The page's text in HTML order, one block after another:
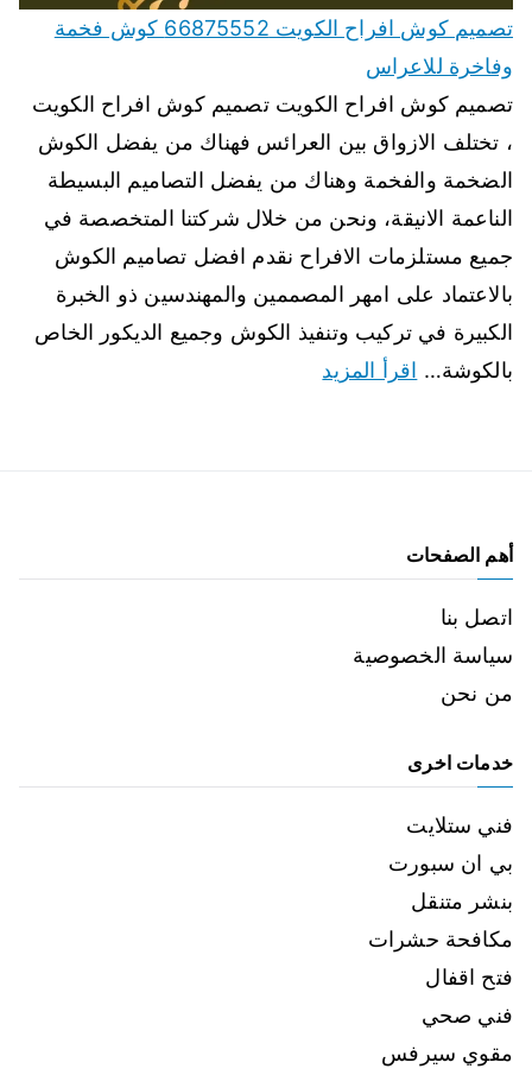
تصميم كوش افراح الكويت 66875552 كوش فخمة
وفاخرة للاعراس
تصميم كوش افراح الكويت تصميم كوش افراح الكويت
، تختلف الازواق بين العرائس فهناك من يفضل الكوش
الضخمة والفخمة وهناك من يفضل التصاميم البسيطة
الناعمة الانيقة، ونحن من خلال شركتنا المتخصصة في
جميع مستلزمات الافراح نقدم افضل تصاميم الكوش
بالاعتماد على امهر المصممين والمهندسين ذو الخبرة
الكبيرة في تركيب وتنفيذ الكوش وجميع الديكور الخاص
بالكوشة… اقرأ المزيد
أهم الصفحات
اتصل بنا
سياسة الخصوصية
من نحن
خدمات اخرى
فني ستلايت
بي ان سبورت
بنشر متنقل
مكافحة حشرات
فتح اقفال
فني صحي
مقوي سيرفس